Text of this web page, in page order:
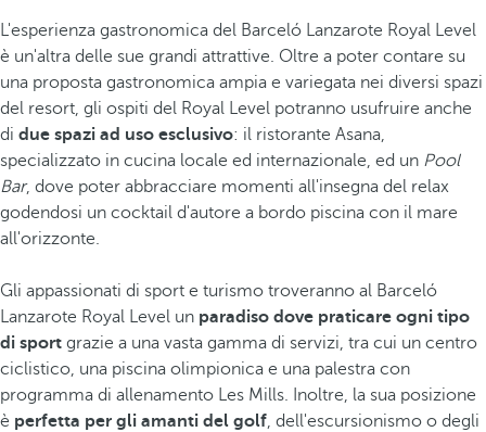
L'esperienza gastronomica del Barceló Lanzarote Royal Level
è un'altra delle sue grandi attrattive. Oltre a poter contare su
una proposta gastronomica ampia e variegata nei diversi spazi
del resort, gli ospiti del Royal Level potranno usufruire anche
di due spazi ad uso esclusivo: il ristorante Asana,
specializzato in cucina locale ed internazionale, ed un Pool
Bar, dove poter abbracciare momenti all'insegna del relax
godendosi un cocktail d'autore a bordo piscina con il mare
all'orizzonte.
Gli appassionati di sport e turismo troveranno al Barceló
Lanzarote Royal Level un paradiso dove praticare ogni tipo
di sport grazie a una vasta gamma di servizi, tra cui un centro
ciclistico, una piscina olimpionica e una palestra con
programma di allenamento Les Mills. Inoltre, la sua posizione
è perfetta per gli amanti del golf, dell'escursionismo o degli